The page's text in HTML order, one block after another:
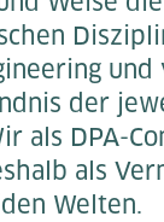
der
als DPA-
als
Welten.